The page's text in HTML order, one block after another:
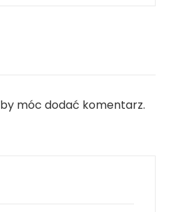
móc dodać komentarz.